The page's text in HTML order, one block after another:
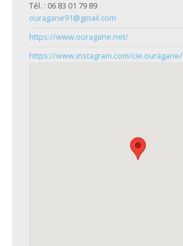
Tél. : 06 83 01 79 89
ouragane91@gmail.com
https://www.ouragane.net/
https://www.instagram.com/cie.ouragane/